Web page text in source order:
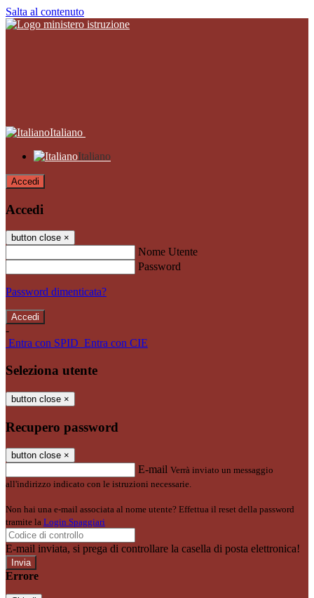
Salta al contenuto
Italiano
Italiano
Accedi
Accedi
button close ×
Nome Utente
Password
Password dimenticata?
-
Entra con SPID Entra con CIE
Seleziona utente
button close ×
Recupero password
button close ×
E-mail Verrà inviato un messaggio
all'indirizzo indicato con le istruzioni necessarie.
Non hai una e-mail associata al nome utente? Effettua il reset della password
tramite la Login Spaggiari
E-mail inviata, si prega di controllare la casella di posta elettronica!
Errore